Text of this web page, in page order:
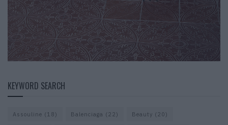
KEYWORD SEARCH
Assouline (18) Balenciaga (22) Beauty (20)